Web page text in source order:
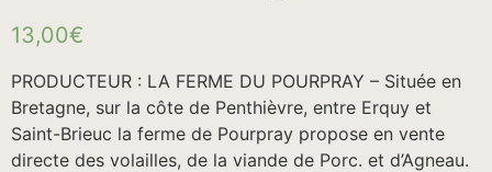
13,00€
PRODUCTEUR : LA FERME DU POURPRAY – Située en
Bretagne, sur la côte de Penthièvre, entre Erquy et
Saint-Brieuc la ferme de Pourpray propose en vente
directe des volailles, de la viande de Porc. et d’Agneau.